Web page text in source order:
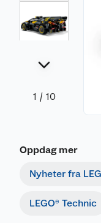
1 / 10
Oppdag mer
Nyheter fra
LEGO® Technic